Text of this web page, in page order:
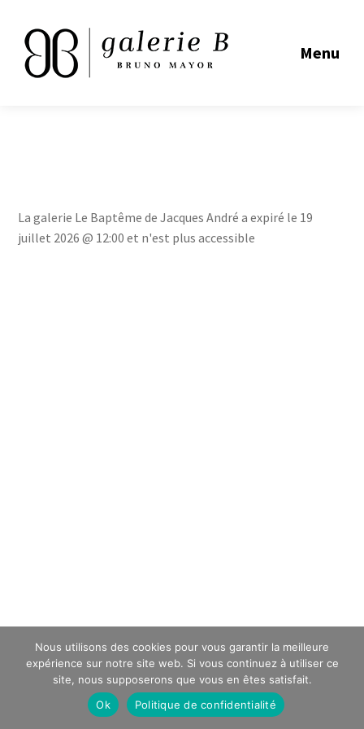
Menu
La galerie Le Baptême de Jacques André a expiré le 19
juillet 2026 @ 12:00 et n'est plus accessible
Nous utilisons des cookies pour vous garantir la meilleure
expérience sur notre site web. Si vous continuez à utiliser ce
site, nous supposerons que vous en êtes satisfait.
Ok
Politique de confidentialité